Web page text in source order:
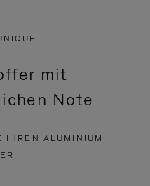
mit
Note
IHREN ALUMINIUM